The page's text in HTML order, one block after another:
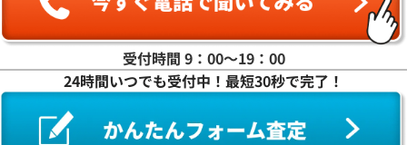
ピンクゴールド 買取
ホワイトゴールド 買取
金コンビ 買取
プラチナ 買取
プラチナインゴット 買取
Pt1000 買取
ミキモト 買取
ショーメ 買取
買取可能な商品をもっと見る
リシャール・ミル
買取
ブライトリング
買取
ヴァシュロン・コンスタンタン 買取
A. ランゲ&
受付時間 9：00〜19：00
24時間いつでも受付中！最短30秒で完了！